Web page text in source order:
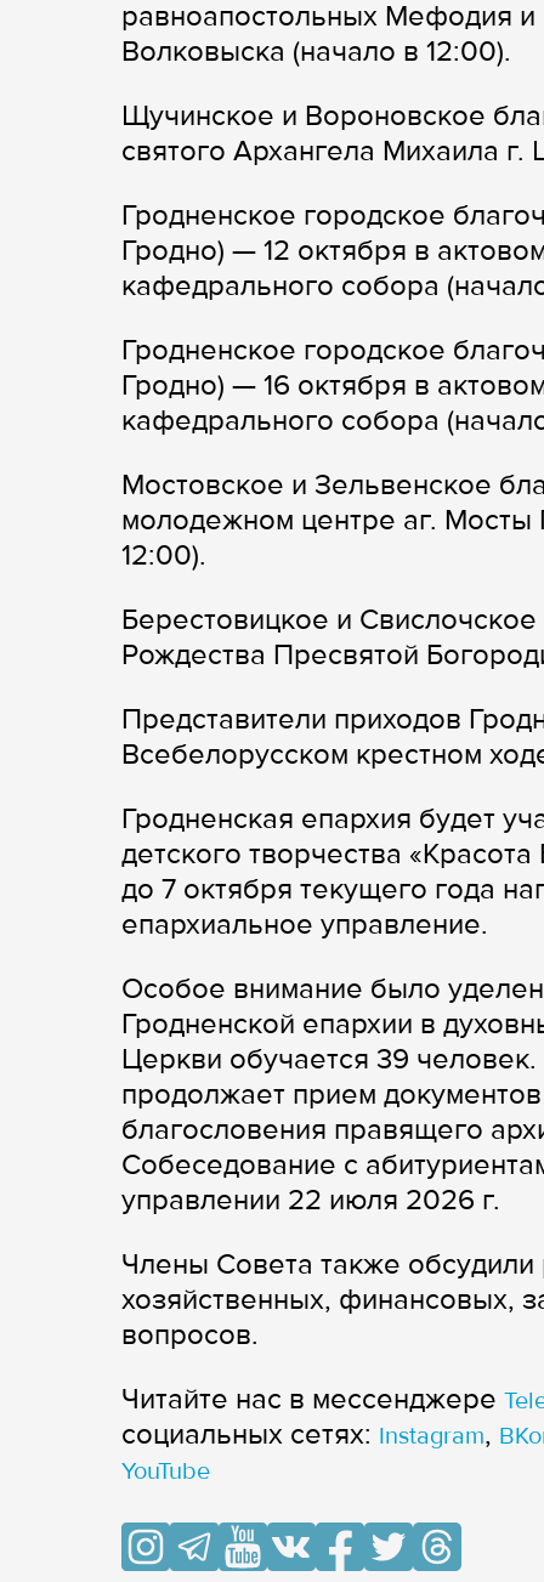
равноапостольных Мефодия и
Волковыска (начало в 12:00).
Щучинское и Вороновское
святого Архангела Михаила
Гродненское городское
Гродно) — 12 октября в
кафедрального собора
Гродненское городское
Гродно) — 16 октября в
кафедрального собора
Мостовское и Зельвенское
молодежном центре аг.
12:00).
Берестовицкое и
Рождества Пресвятой
Представители приходов
Всебелорусском крестном
Гродненская епархия будет
детского творчества
до 7 октября текущего года
епархиальное управление.
Особое внимание было
Гродненской епархии в
Церкви обучается 39
продолжает прием
благословения правящего
Собеседование с
управлении 22 июля 2026 г.
Члены Совета также
хозяйственных, финансовых,
вопросов.
Читайте нас в мессенджере
cоциальных сетях: Instagram,
YouTube